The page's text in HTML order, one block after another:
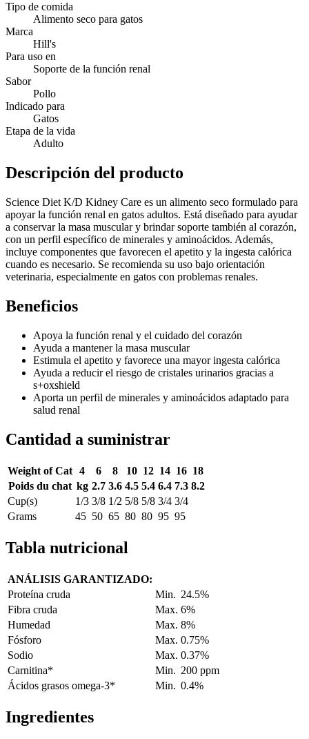
Tipo de comida
Alimento seco para gatos
Marca
Hill's
Para uso en
Soporte de la función renal
Sabor
Pollo
Indicado para
Gatos
Etapa de la vida
Adulto
Descripción del producto
Science Diet K/D Kidney Care es un alimento seco formulado para
apoyar la función renal en gatos adultos. Está diseñado para ayudar
a conservar la masa muscular y brindar soporte también al corazón,
con un perfil específico de minerales y aminoácidos. Además,
incluye componentes que favorecen el apetito y la ingesta calórica
cuando es necesario. Se recomienda su uso bajo orientación
veterinaria, especialmente en gatos con problemas renales.
Beneficios
Apoya la función renal y el cuidado del corazón
Ayuda a mantener la masa muscular
Estimula el apetito y favorece una mayor ingesta calórica
Ayuda a reducir el riesgo de cristales urinarios gracias a
s+oxshield
Aporta un perfil de minerales y aminoácidos adaptado para
salud renal
Cantidad a suministrar
Weight of Cat 4 6 8 10 12 14 16 18
Poids du chat kg 2.7 3.6 4.5 5.4 6.4 7.3 8.2
Cup(s)
1/3 3/8 1/2 5/8 5/8 3/4 3/4
Grams
45 50 65 80 80 95 95
Tabla nutricional
ANÁLISIS GARANTIZADO:
Proteína cruda
Min. 24.5%
Fibra cruda
Max. 6%
Humedad
Max. 8%
Fósforo
Max. 0.75%
Sodio
Max. 0.37%
Carnitina*
Min. 200 ppm
Ácidos grasos omega-3*
Min. 0.4%
Ingredientes